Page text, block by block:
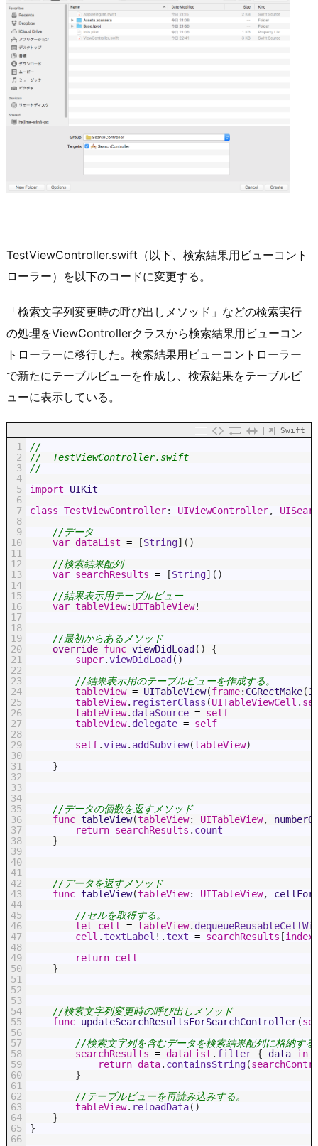
TestViewController.swift（以下、検索結果用ビューコント
ローラー）を以下のコードに変更する。
「検索文字列変更時の呼び出しメソッド」などの検索実行
の処理をViewControllerクラスから検索結果用ビューコン
トローラーに移行した。検索結果用ビューコントローラー
で新たにテーブルビューを作成し、検索結果をテーブルビ
ューに表示している。
Swift
1
2
3
4
5
6
7
8
9
10
11
12
13
14
15
16
17
18
19
20
21
22
23
24
25
26
27
28
29
30
31
32
33
34
35
36
37
38
39
40
41
42
43
44
45
46
47
48
49
50
51
52
53
54
55
56
57
58
59
60
61
62
63
64
65
66
//
//  TestViewController.swift
//
import
UIKit
class TestViewController: UIViewController,
//データ
var dataList = [String] ( )
//検索結果配列
var searchResults = [String] ( )
//結果表示用テーブルビュー
var tableView: UITableView!
//最初からあるメソッド
override func viewDidLoad ( )
{
super.viewDidLoad ( )
//結果表示用のテーブルビューを作成する。
tableView = UITableView(frame: CGRectMake(
tableView. registerClass (UITableViewCell .
tableView. dataSource = self
tableView. delegate = self
self.view. addSubview(tableView)
}
//データの個数を返すメソッド
func tableView(tableView: UITableView,
return searchResults . count
}
//データを返すメソッド
func tableView(tableView: UITableView,
//セルを取得する。
let
cell = tableView.
cell .textLabel ! .text = searchResults [
return cell
}
//検索文字列変更時の呼び出しメソッド
func updateSearchResultsForSearchController(
//検索文字列を含むデータを検索結果配列に格納する
searchResults = dataList . filter { data in
return data. containsString(
}
//テーブルビューを再読み込みする。
tableView. reloadData( )
}
}